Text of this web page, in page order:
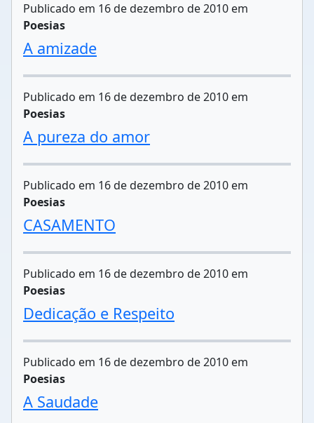
Publicado em 16 de dezembro de 2010 em
Poesias
A amizade
Publicado em 16 de dezembro de 2010 em
Poesias
A pureza do amor
Publicado em 16 de dezembro de 2010 em
Poesias
CASAMENTO
Publicado em 16 de dezembro de 2010 em
Poesias
Dedicação e Respeito
Publicado em 16 de dezembro de 2010 em
Poesias
A Saudade